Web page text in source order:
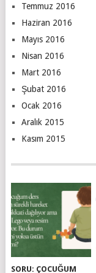
Temmuz 2016
Haziran 2016
Mayıs 2016
Nisan 2016
Mart 2016
Şubat 2016
Ocak 2016
Aralık 2015
Kasım 2015
SORU: ÇOCUĞUM